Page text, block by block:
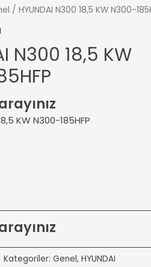
/ HYUNDAI N300 18,5 KW N300-
N300 18,5 KW
KW N300-185HFP
Kategoriler: Genel, HYUNDAI